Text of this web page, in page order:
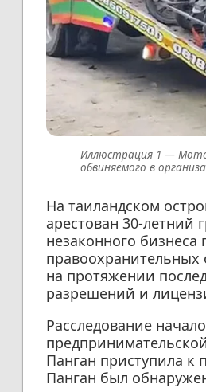
обвиняемого в
На таиландском
арестован 30-летний
незаконного
правоохранительных
на протяжении
разрешений и
Расследование
Панган приступила к
Панган был